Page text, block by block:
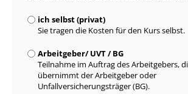
ich selbst (privat)
Sie tragen die Kosten für den Kurs selbst.
Arbeitgeber/ UVT / BG
Teilnahme im Auftrag des Arbeitgebers,
übernimmt der Arbeitgeber oder
Unfallversicherungsträger (BG).